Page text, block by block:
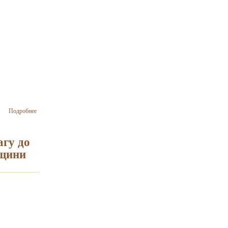
Подробнеео Міні-курс
період на
до